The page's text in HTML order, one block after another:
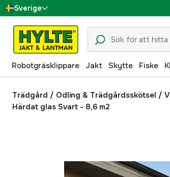
Sverige
Danmark
Suomi
Norge
Deutschland
Robotgräsklippare Jakt Skytte Fiske
Trädgård / Odling & Trädgårdsskötsel /
Härdat glas Svart - 8,6 m2